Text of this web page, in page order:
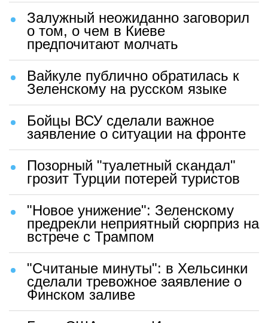
Залужный неожиданно заговорил
о том, о чем в Киеве
предпочитают молчать
Вайкуле публично обратилась к
Зеленскому на русском языке
Бойцы ВСУ сделали важное
заявление о ситуации на фронте
Позорный "туалетный скандал"
грозит Турции потерей туристов
"Новое унижение": Зеленскому
предрекли неприятный сюрприз на
встрече с Трампом
"Считаные минуты": в Хельсинки
сделали тревожное заявление о
Финском заливе